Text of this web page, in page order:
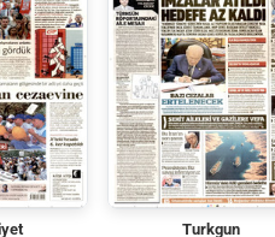
Turkgun